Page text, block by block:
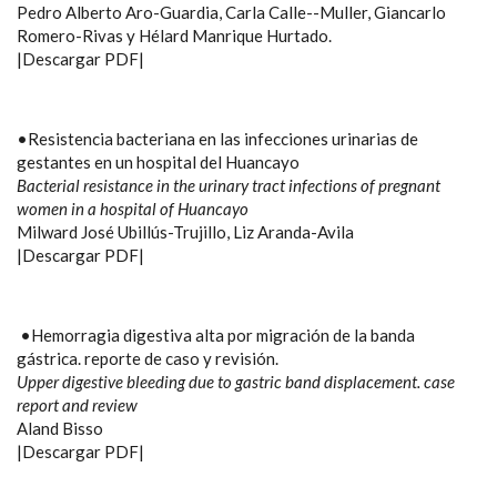
Pedro Alberto Aro-Guardia, Carla Calle--Muller, Giancarlo
Romero-Rivas y Hélard Manrique Hurtado.
|Descargar PDF|
•Resistencia bacteriana en las infecciones urinarias de
gestantes en un hospital del Huancayo
Bacterial resistance in the urinary tract infections of pregnant
women in a hospital of Huancayo
Milward José Ubillús-Trujillo, Liz Aranda-Avila
|Descargar PDF|
•Hemorragia digestiva alta por migración de la banda
gástrica. reporte de caso y revisión.
Upper digestive bleeding due to gastric band displacement. case
report and review
Aland Bisso
|Descargar PDF|